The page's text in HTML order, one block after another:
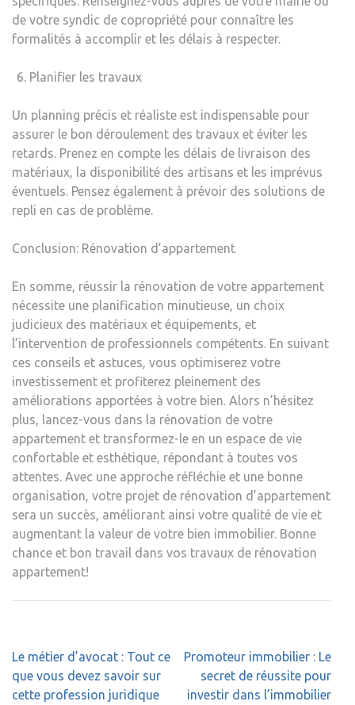
de votre syndic de copropriété pour connaître les
formalités à accomplir et les délais à respecter.
Planifier les travaux
Un planning précis et réaliste est indispensable pour
assurer le bon déroulement des travaux et éviter les
retards. Prenez en compte les délais de livraison des
matériaux, la disponibilité des artisans et les imprévus
éventuels. Pensez également à prévoir des solutions de
repli en cas de problème.
Conclusion: Rénovation d’appartement
En somme, réussir la rénovation de votre appartement
nécessite une planification minutieuse, un choix
judicieux des matériaux et équipements, et
l’intervention de professionnels compétents. En suivant
ces conseils et astuces, vous optimiserez votre
investissement et profiterez pleinement des
améliorations apportées à votre bien. Alors n’hésitez
plus, lancez-vous dans la rénovation de votre
appartement et transformez-le en un espace de vie
confortable et esthétique, répondant à toutes vos
attentes. Avec une approche réfléchie et une bonne
organisation, votre projet de rénovation d’appartement
sera un succès, améliorant ainsi votre qualité de vie et
augmentant la valeur de votre bien immobilier. Bonne
chance et bon travail dans vos travaux de rénovation
appartement!
Navigation
de
l’article
Le métier d’avocat : Tout ce
que vous devez savoir sur
cette profession juridique
Promoteur immobilier : Le
secret de réussite pour
investir dans l’immobilier